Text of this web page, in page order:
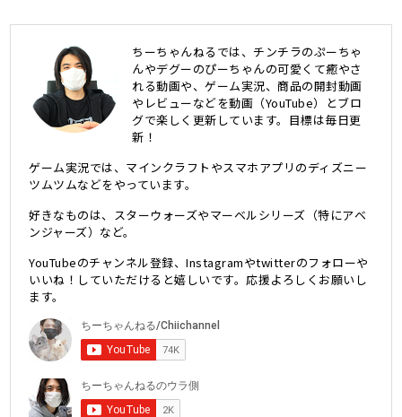
ちーちゃんねるでは、チンチラのぷーちゃ
んやデグーのぴーちゃんの可愛くて癒やさ
れる動画や、ゲーム実況、商品の開封動画
やレビューなどを動画（YouTube）とブロ
グで楽しく更新しています。目標は毎日更
新！
ゲーム実況では、マインクラフトやスマホアプリのディズニー
ツムツムなどをやっています。
好きなものは、スターウォーズやマーベルシリーズ（特にアベ
ンジャーズ）など。
YouTubeのチャンネル登録、Instagramやtwitterのフォローや
いいね！していただけると嬉しいです。応援よろしくお願いし
ます。